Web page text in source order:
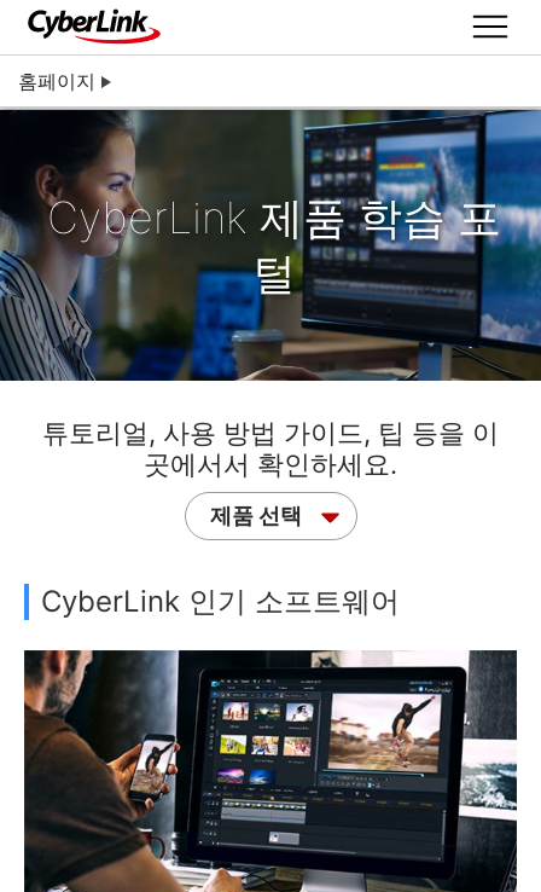
홈페이지
CyberLink 제품 학습 포
털
튜토리얼, 사용 방법 가이드, 팁 등을 이
곳에서서 확인하세요.
제품 선택
CyberLink 인기 소프트웨어